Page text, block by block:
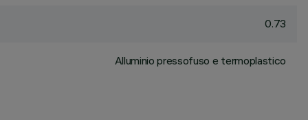
0.73
Alluminio pressofuso e termoplastico